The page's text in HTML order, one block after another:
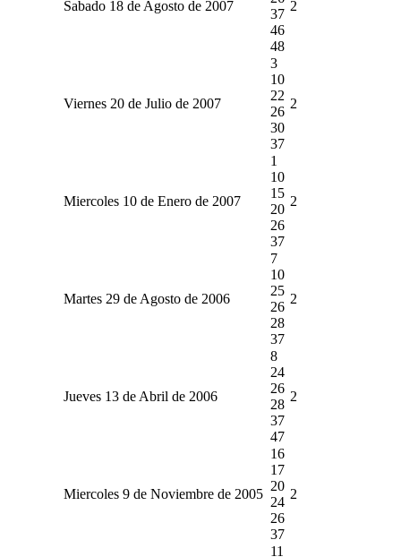
Sabado 18 de Agosto de 2007
37
46
48
2
Viernes 20 de Julio de 2007
3
10
22
26
30
37
2
Miercoles 10 de Enero de 2007
1
10
15
20
26
37
2
Martes 29 de Agosto de 2006
7
10
25
26
28
37
2
Jueves 13 de Abril de 2006
8
24
26
28
37
47
2
Miercoles 9 de Noviembre de 2005
16
17
20
24
26
37
2
11